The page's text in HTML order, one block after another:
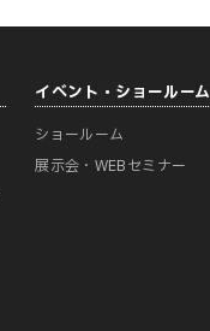
イベント・ショールーム
ショールーム
展示会・WEBセミナー